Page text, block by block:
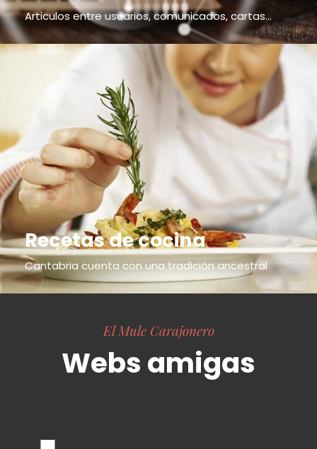
Articulos entre usuarios, comunicados, cartas...
Recetas de cocina
Cantabria cuenta con una tradición ancestral
El Mule Carajonero
Webs amigas